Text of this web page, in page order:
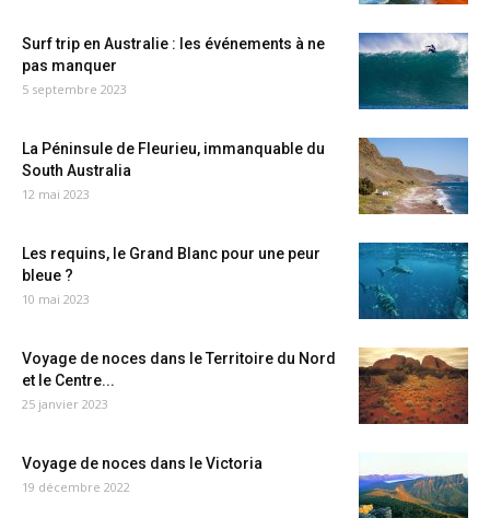
Surf trip en Australie : les événements à ne
pas manquer
5 septembre 2023
La Péninsule de Fleurieu, immanquable du
South Australia
12 mai 2023
Les requins, le Grand Blanc pour une peur
bleue ?
10 mai 2023
Voyage de noces dans le Territoire du Nord
et le Centre...
25 janvier 2023
Voyage de noces dans le Victoria
19 décembre 2022